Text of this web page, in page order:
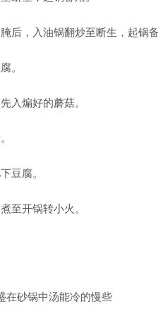
后，入油锅翻炒至断生，起锅
。
入煸好的蘑菇。
豆腐。
至开锅转小火。
在砂锅中汤能冷的慢些